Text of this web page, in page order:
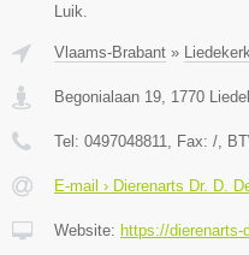
Luik.
Vlaams-Brabant »
Begonialaan 19, 1770
Tel: 0497048811, Fax: /,
E-mail › Dierenarts Dr. D.
Website: https://